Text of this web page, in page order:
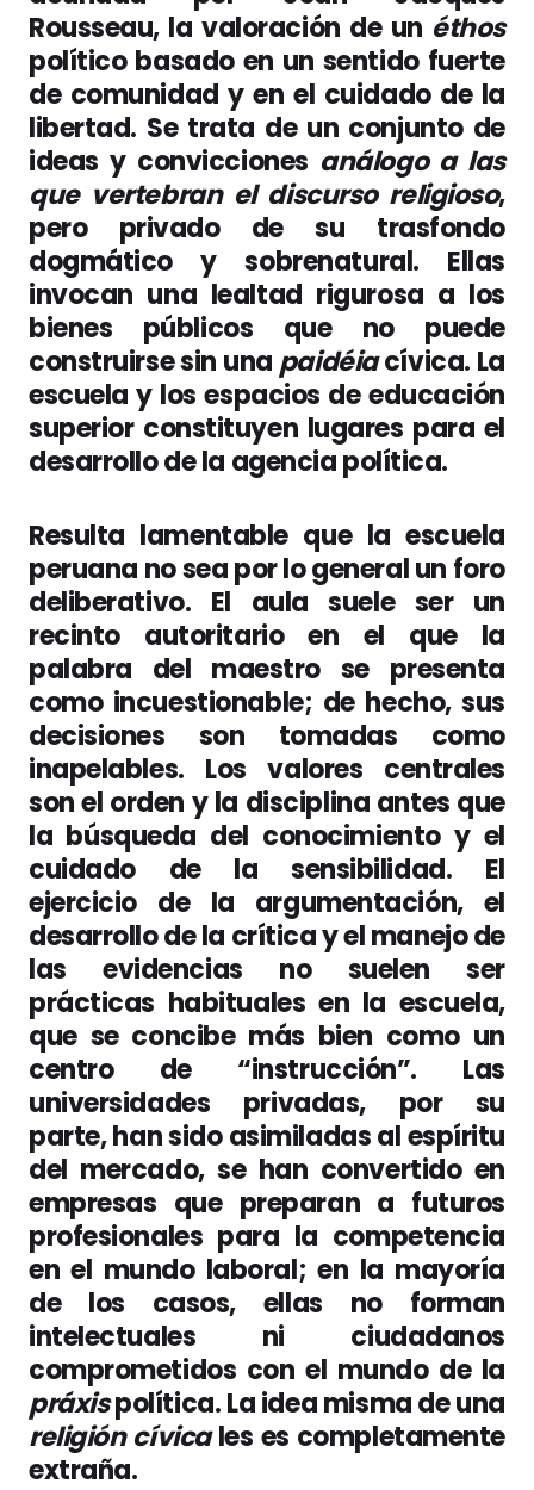
Rousseau, la valoración de un éthos
político basado en un sentido fuerte
de comunidad y en el cuidado de la
libertad. Se trata de un conjunto de
ideas y convicciones análogo a las
que vertebran el discurso religioso,
pero privado de su trasfondo
dogmático y sobrenatural. Ellas
invocan una lealtad rigurosa a los
bienes públicos que no puede
construirse sin una paidéiacívica. La
escuela y los espacios de educación
superior constituyen lugares para el
desarrollo de la agencia política.
Resulta lamentable que la escuela
peruana no sea por lo general un foro
deliberativo. El aula suele ser un
recinto autoritario en el que la
palabra del maestro se presenta
como incuestionable; de hecho, sus
decisiones son tomadas como
inapelables. Los valores centrales
son el orden y la disciplina antes que
la búsqueda del conocimiento y el
cuidado de la sensibilidad. El
ejercicio de la argumentación, el
desarrollo de la crítica y el manejo de
las evidencias no suelen ser
prácticas habituales en la escuela,
que se concibe más bien como un
centro de “instrucción”. Las
universidades privadas, por su
parte, han sido asimiladas al espíritu
del mercado, se han convertido en
empresas que preparan a futuros
profesionales para la competencia
en el mundo laboral; en la mayoría
de los casos, ellas no forman
intelectuales ni ciudadanos
comprometidos con el mundo de la
práxispolítica. La idea misma de una
religión cívicales es completamente
extraña.